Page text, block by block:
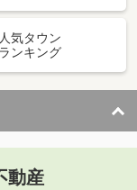
人気タウン
ランキング
動産